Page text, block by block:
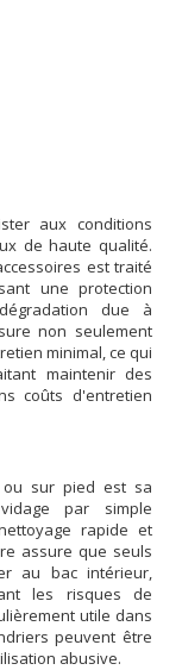
aux conditions
de haute qualité.
est traité
une protection
due à
non seulement
minimal, ce qui
maintenir des
coûts d'entretien
sur pied est sa
par simple
rapide et
assure que seuls
au bac intérieur,
les risques de
utile dans
peuvent être
abusive.